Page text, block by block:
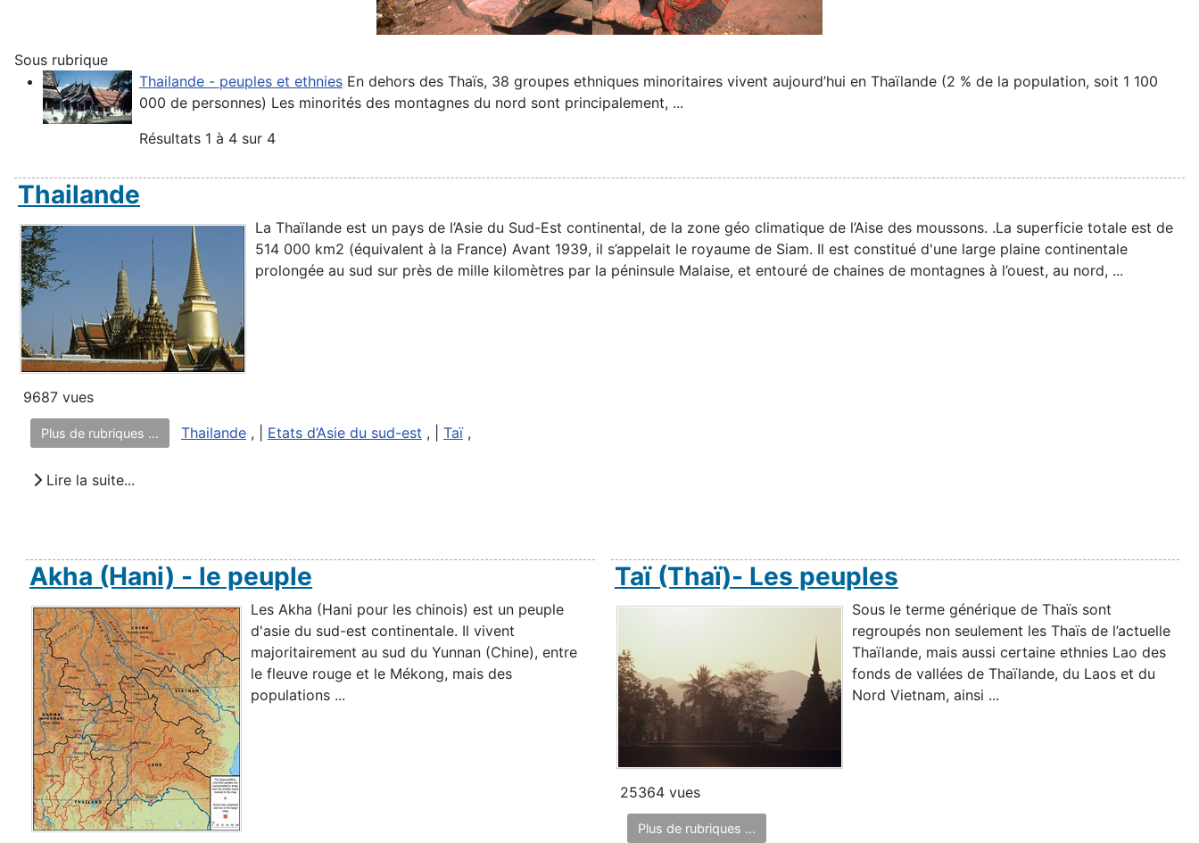
Sous rubrique
Thailande - peuples et ethnies En dehors des Thaïs, 38 groupes ethniques minoritaires vivent aujourd’hui en Thaïlande (2 % de la population, soit 1 100
000 de personnes) Les minorités des montagnes du nord sont principalement, ...
Résultats 1 à 4 sur 4
Thailande
La Thaïlande est un pays de l’Asie du Sud-Est continental, de la zone géo climatique de l’Aise des moussons. .La superficie totale est de
514 000 km2 (équivalent à la France) Avant 1939, il s’appelait le royaume de Siam. Il est constitué d'une large plaine continentale
prolongée au sud sur près de mille kilomètres par la péninsule Malaise, et entouré de chaines de montagnes à l’ouest, au nord, ...
9687 vues
Plus de rubriques ... Thailande , | Etats d’Asie du sud-est , | Taï,
Lire la suite...
Akha (Hani) - le peuple
Les Akha (Hani pour les chinois) est un peuple
d'asie du sud-est continentale. Il vivent
majoritairement au sud du Yunnan (Chine), entre
le fleuve rouge et le Mékong, mais des
populations ...
Taï (Thaï)- Les peuples
Sous le terme générique de Thaïs sont
regroupés non seulement les Thaïs de l’actuelle
Thaïlande, mais aussi certaine ethnies Lao des
fonds de vallées de Thaïlande, du Laos et du
Nord Vietnam, ainsi ...
25364 vues
Plus de rubriques ...